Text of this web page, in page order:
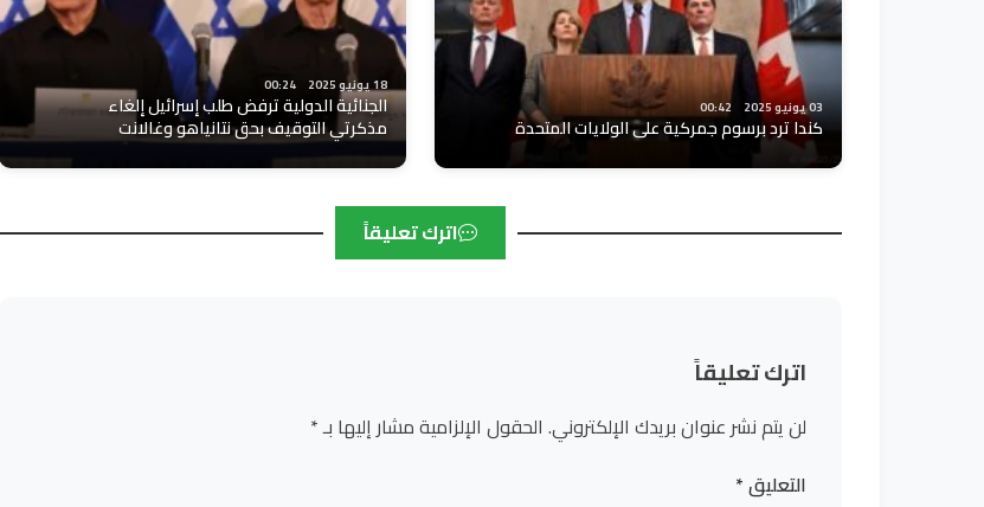
03 يونيو 2025 00:42
كندا ترد برسوم جمركية على الولايات المتحدة
18 يونيو 2025 00:24
الجنائية الدولية ترفض طلب إسرائيل إلغاء
مذكرتي التوقيف بحق نتانياهو وغالانت
اترك تعليقاً
اترك تعليقاً
لن يتم نشر عنوان بريدك الإلكتروني. الحقول الإلزامية مشار إليها بـ*
التعليق*